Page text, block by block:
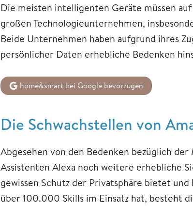
Die meisten intelligenten Geräte müssen
großen Technologieunternehmen,
Beide Unternehmen haben aufgrund ihres
persönlicher Daten erhebliche Bedenken
home&smart bei Google bevorzugen
Die Schwachstellen von
Abgesehen von den Bedenken bezüglich
Assistenten Alexa noch weitere erhebliche
gewissen Schutz der Privatsphäre bietet
über 100.000 Skills im Einsatz hat, besteht